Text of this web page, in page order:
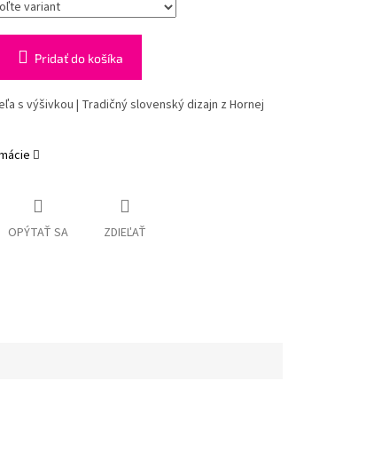
Pridať do košíka
s výšivkou | Tradičný slovenský dizajn z Hornej
OPÝTAŤ SA ZDIEĽAŤ